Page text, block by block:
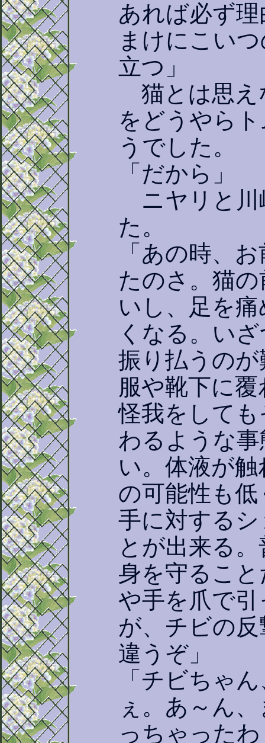
あれば必ず
まけにこい
立つ」
猫とは思え
をどうやら
うでした。
「だから」
ニヤリと川
た。
「あの時、
たのさ。猫
いし、足を
くなる。い
振り払うの
服や靴下に
怪我をして
わるような
い。体液が
の可能性も
手に対する
とが出来る
身を守るこ
や手を爪で
が、チビの
違うぞ」
「チビちゃ
ぇ。あ～ん
っちゃった